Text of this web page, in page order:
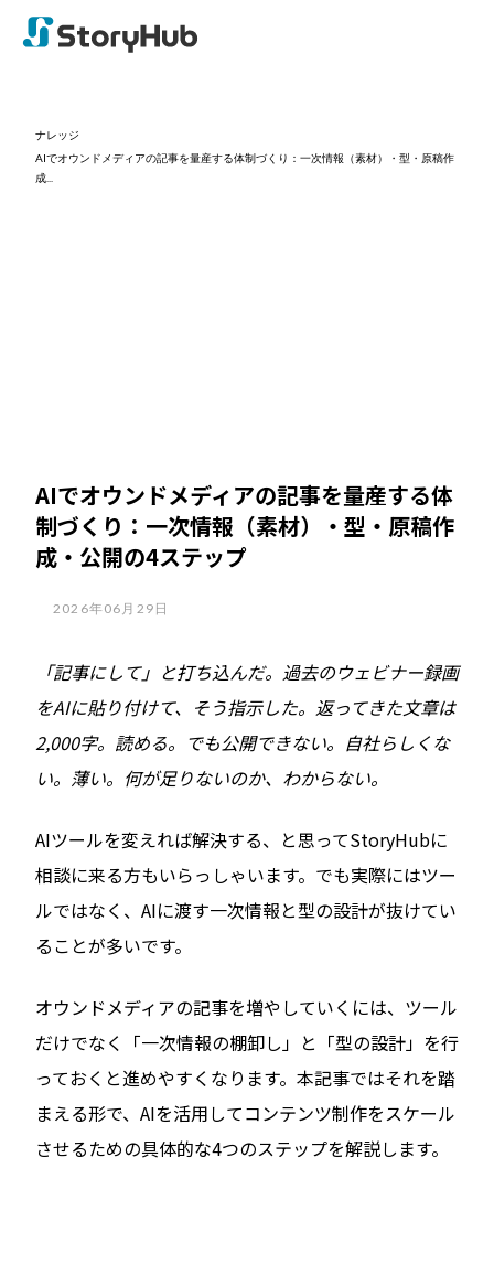
ナレッジ
AIでオウンドメディアの記事を量産する体制づくり：一次情報（素材）・型・原稿作
成...
AIでオウンドメディアの記事を量産する体
制づくり：一次情報（素材）・型・原稿作
成・公開の4ステップ
2026年06月29日
「記事にして」と打ち込んだ。過去のウェビナー録画
をAIに貼り付けて、そう指示した。返ってきた文章は
2,000字。読める。でも公開できない。自社らしくな
い。薄い。何が足りないのか、わからない。
AIツールを変えれば解決する、と思ってStoryHubに
相談に来る方もいらっしゃいます。でも実際にはツー
ルではなく、AIに渡す一次情報と型の設計が抜けてい
ることが多いです。
オウンドメディアの記事を増やしていくには、ツール
だけでなく「一次情報の棚卸し」と「型の設計」を行
っておくと進めやすくなります。本記事ではそれを踏
まえる形で、AIを活用してコンテンツ制作をスケール
させるための具体的な4つのステップを解説します。